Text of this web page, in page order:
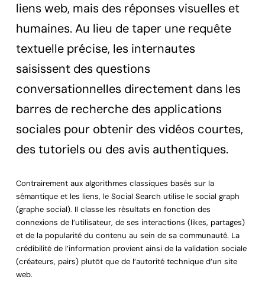
liens web, mais des réponses visuelles et
humaines. Au lieu de taper une requête
textuelle précise, les internautes
saisissent des questions
conversationnelles directement dans les
barres de recherche des applications
sociales pour obtenir des vidéos courtes,
des tutoriels ou des avis authentiques.
Contrairement aux algorithmes classiques basés sur la
sémantique et les liens, le Social Search utilise le social graph
(graphe social). Il classe les résultats en fonction des
connexions de l’utilisateur, de ses interactions (likes, partages)
et de la popularité du contenu au sein de sa communauté. La
crédibilité de l’information provient ainsi de la validation sociale
(créateurs, pairs) plutôt que de l’autorité technique d’un site
web.